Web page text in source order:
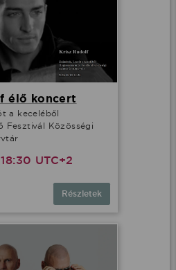
élő koncert
a keceléből
Fesztivál Közösségi
UTC+2
Részletek